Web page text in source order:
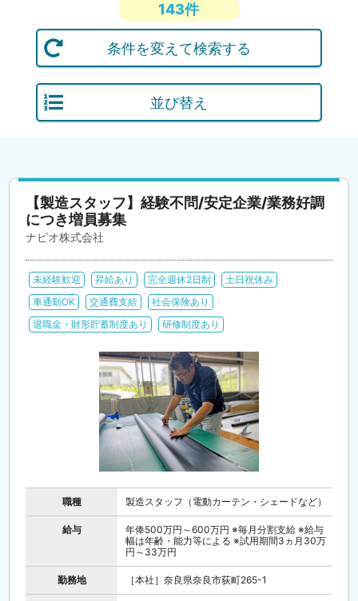
143件
条件を変えて検索する
並び替え
【製造スタッフ】経験不問/安定企業/業務好調
につき増員募集
ナビオ株式会社
未経験歓迎 昇給あり 完全週休2日制
土日祝休み
車通勤OK
交通費支給
社会保険あり
退職金・財形貯蓄制度あり
研修制度あり
職種 製造スタッフ（電動カーテン・シェードなど）
給与
年俸500万円～600万円 ※毎月分割支給 ※給与
幅は年齢・能力等による ※試用期間3ヵ月30万
円～33万円
勤務地 ［本社］奈良県奈良市荻町265-1